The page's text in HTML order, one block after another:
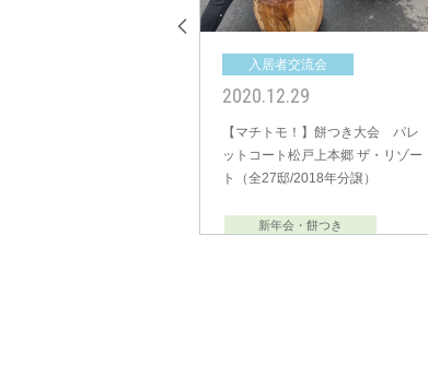
入居者交流会
2020.12.29
【マチトモ！】餅つき大会 パレ
ットコート松戸上本郷 ザ・リゾー
ト（全27邸/2018年分譲）
新年会・餅つき